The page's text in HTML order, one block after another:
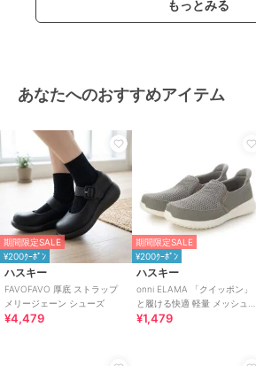
もっとみる
あなたへのおすすめアイテム
期間限定SALE
¥200ｸｰﾎﾟﾝ
ハスキー
FAVOFAVO 厚底 ストラップ
メリージェーン シューズ
¥4,479
期間限定SALE
¥200ｸｰﾎﾟﾝ
ハスキー
onni ELAMA 「クイッポン」
と履ける快適 軽量 メッシュカ
ジュアルスリッポン
¥1,479